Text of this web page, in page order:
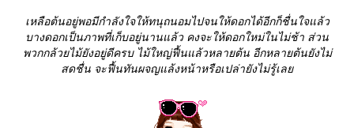
เหลือต้นอยู่พอมีกำลังใจให้ทนุถนอมไปจนให้ดอกได้อีกก็ชื่นใจแล้ว
บางดอกเป็นภาพที่เก็บอยู่นานแล้ว คงจะให้ดอกใหม่ในไม่ช้า ส่วน
พวกกล้วยไม้ยังอยู่ดีครบ ไม้ใหญ่ฟื้นแล้วหลายต้น อีกหลายต้นยังไม่
สดชื่น จะฟื้นทันผจญแล้งหน้าหรือเปล่ายังไม่รู้เล